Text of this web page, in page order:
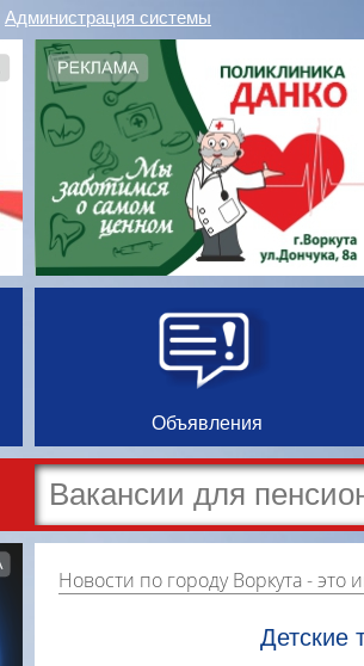
Администрация системы
Объявления
Новости по городу Воркута- это информация о событиях,
Детские